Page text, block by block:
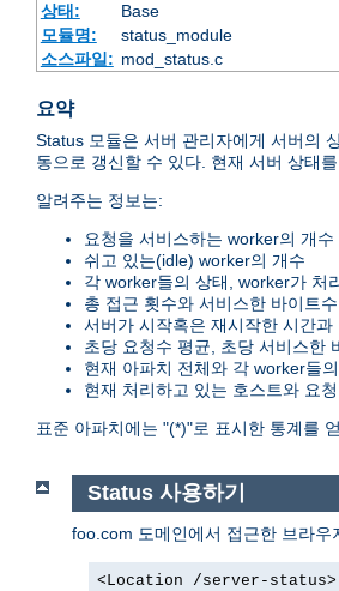
상태:
Base
모듈명:
status_module
소스파일: mod_status.c
요약
Status 모듈은 서버 관리자에게 서버의
동으로 갱신할 수 있다. 현재 서버 상태
알려주는 정보는:
요청을 서비스하는 worker의 개수
쉬고 있는(idle) worker의 개수
각 worker들의 상태, worker가 처
총 접근 횟수와 서비스한 바이트
서버가 시작혹은 재시작한 시간과
초당 요청수 평균, 초당 서비스한
현재 아파치 전체와 각 worker들
현재 처리하고 있는 호스트와 요
표준 아파치에는 "(*)"로 표시한 통계를
Status 사용하기
foo.com 도메인에서 접근한 브라우
<Location /server-status>